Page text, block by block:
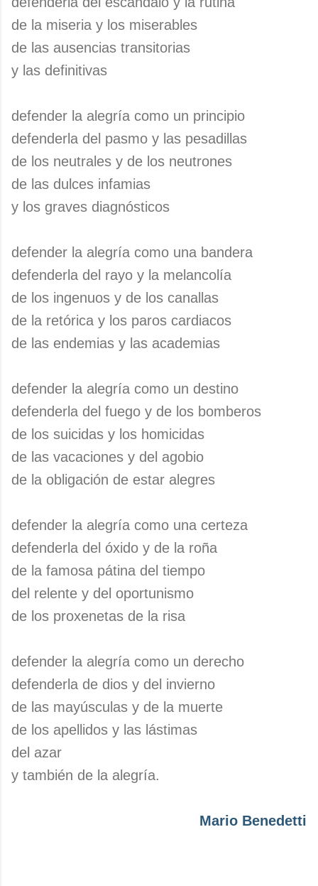
de la miseria y los miserables
de las ausencias transitorias
y las definitivas
defender la alegría como un principio
defenderla del pasmo y las pesadillas
de los neutrales y de los neutrones
de las dulces infamias
y los graves diagnósticos
defender la alegría como una bandera
defenderla del rayo y la melancolía
de los ingenuos y de los canallas
de la retórica y los paros cardiacos
de las endemias y las academias
defender la alegría como un destino
defenderla del fuego y de los bomberos
de los suicidas y los homicidas
de las vacaciones y del agobio
de la obligación de estar alegres
defender la alegría como una certeza
defenderla del óxido y de la roña
de la famosa pátina del tiempo
del relente y del oportunismo
de los proxenetas de la risa
defender la alegría como un derecho
defenderla de dios y del invierno
de las mayúsculas y de la muerte
de los apellidos y las lástimas
del azar
y también de la alegría.
Mario Benedetti